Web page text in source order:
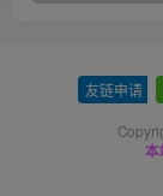
友链申请
本